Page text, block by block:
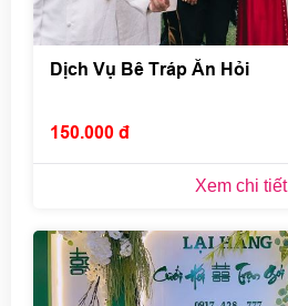
Dịch Vụ Bê Tráp Ăn Hỏi
150.000 đ
Xem chi tiết